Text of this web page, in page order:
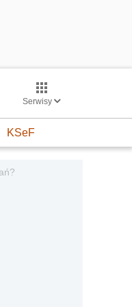
Serwisy
KSeF